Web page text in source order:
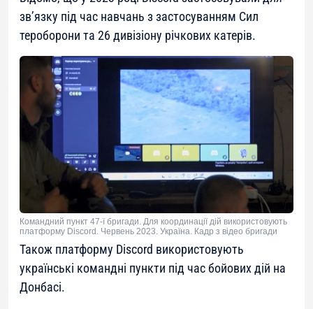
зв’язку під час навчань з застосуванням Сил
тероборони та 26 дивізіону річкових катерів.
Командний пункт 47-ї бригади. Для координації дій використовують
платформу Discоrd. Червень 2023. Україна. Кадр з відео бригади
Також платформу Discord використовують
українські командні пункти під час бойових дій на
Донбасі.